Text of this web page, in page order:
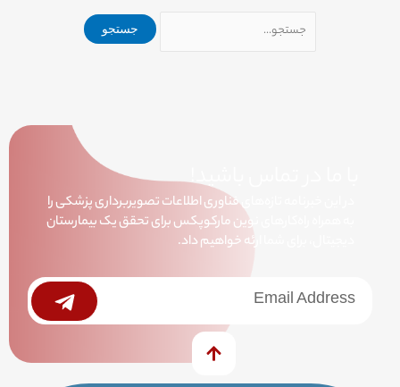
با ما در تماس باشید!
در این خبرنامه تازه‌های فناوری اطلاعات تصویربرداری پزشکی را
به همراه راه‌کارهای نوین مارکوپکس برای تحقق یک بیمارستان
دیجیتال، برای شما ارئه خواهیم داد.
خبرنامه Submit